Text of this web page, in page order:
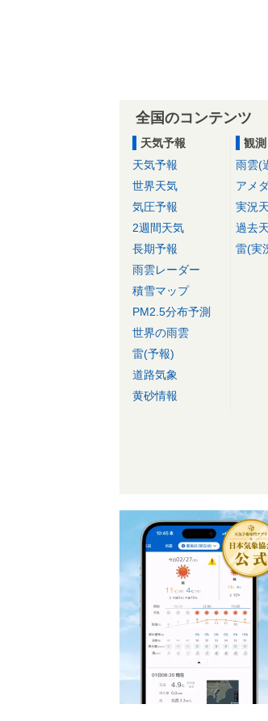
全国のコンテンツ
天気予報
天気予報
世界天気
気圧予報
2週間天気
長期予報
雨雲レーダー
積雪マップ
PM2.5分布予測
世界の雨雲
雷(予報)
道路気象
黄砂情報
観測
雨雲(
アメ
実況
過去
雷(実